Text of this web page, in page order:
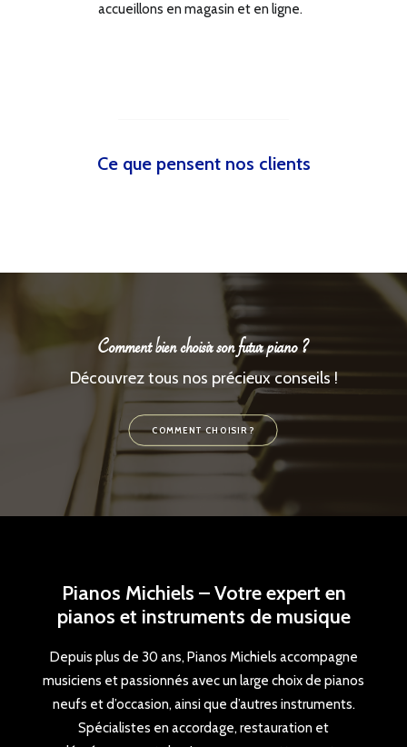
accueillons en magasin et en ligne.
Ce que pensent nos clients
Comment bien choisir son futur piano ?
Découvrez tous nos précieux conseils !
COMMENT CHOISIR ?
Pianos Michiels – Votre expert en
pianos et instruments de musique
Depuis plus de 30 ans, Pianos Michiels accompagne
musiciens et passionnés avec un large choix de pianos
neufs et d’occasion, ainsi que d’autres instruments.
Spécialistes en accordage, restauration et